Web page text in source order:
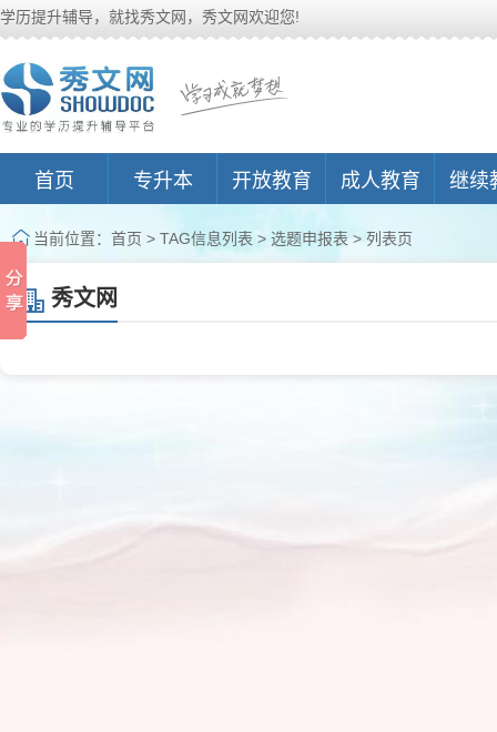
学历提升辅导，就找秀文网，秀文网欢迎您!
首页 专升本 开放教育 成人教育 继续
当前位置： 首页 > TAG信息列表 > 选题申报表 > 列表页
秀文网